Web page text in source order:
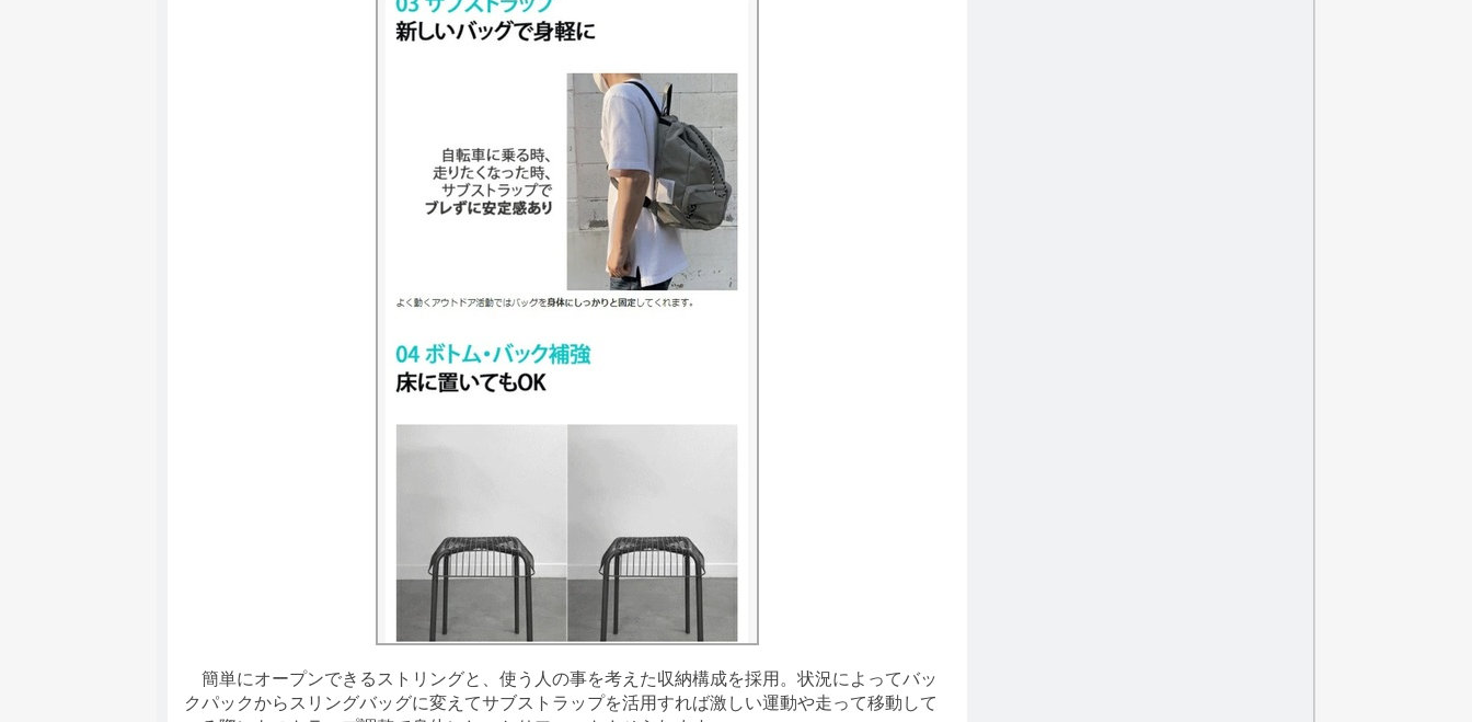
簡単にオープンできるストリングと、使う人の事を考えた収納構成を採用。状況によってバッ
クパックからスリングバッグに変えてサブストラップを活用すれば激しい運動や走って移動して